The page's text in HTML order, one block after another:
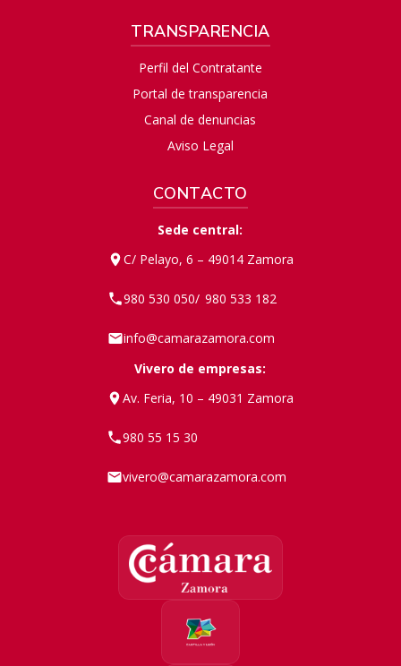
TRANSPARENCIA
Perfil del Contratante
Portal de transparencia
Canal de denuncias
Aviso Legal
CONTACTO
Sede central:
C/ Pelayo, 6 – 49014 Zamora
980 530 050/ 980 533 182
info@camarazamora.com
Vivero de empresas:
Av. Feria, 10 – 49031 Zamora
980 55 15 30
vivero@camarazamora.com